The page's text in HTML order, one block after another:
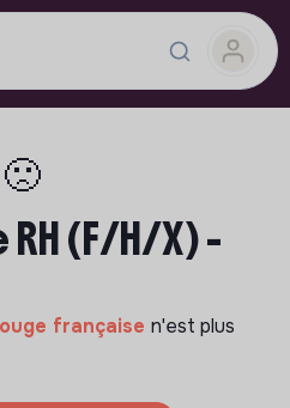
🙁
(F/H/X) -
française n'est plus